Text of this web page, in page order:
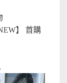
】 首購